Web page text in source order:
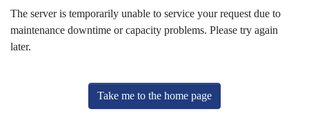
The server is temporarily unable to service your request due to
maintenance downtime or capacity problems. Please try again
later.
Take me to the home page